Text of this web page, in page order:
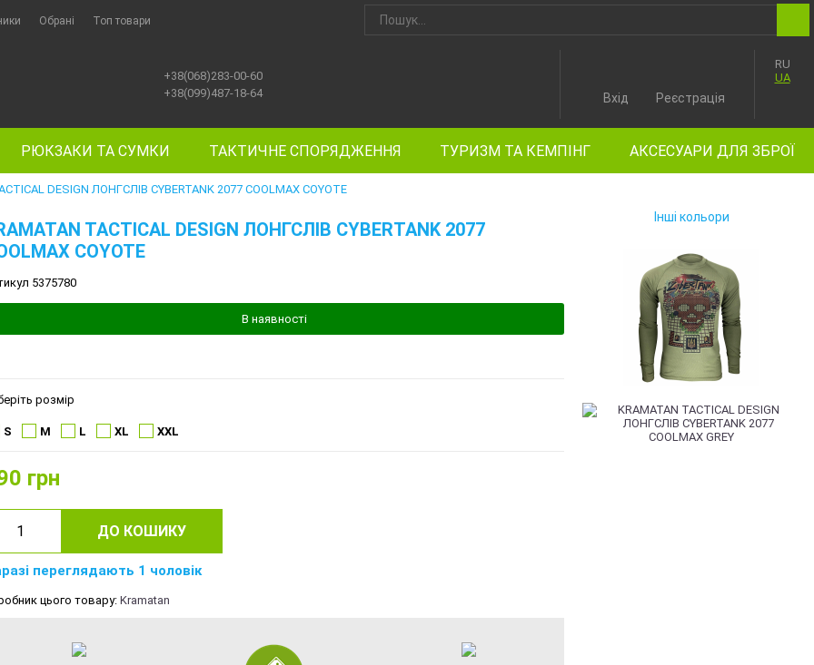
Обрані Топ товари
+38(068)283-00-60
+38(099)487-18-64
RU
UA
Вхід Реєстрація
РЮКЗАКИ ТА СУМКИ ТАКТИЧНЕ СПОРЯДЖЕННЯ ТУРИЗМ ТА КЕМПІНГ АКСЕСУАРИ ДЛЯ ЗБРОЇ
DESIGN ЛОНГСЛІВ CYBERTANK 2077 COOLMAX COYOTE
TACTICAL DESIGN ЛОНГСЛІВ CYBERTANK 2077
COYOTE
5375780
В наявності
розмір
S M L XL XXL
грн
ДО КОШИКУ
переглядають 1 чоловік
цього товару: Kramatan
Інші кольори